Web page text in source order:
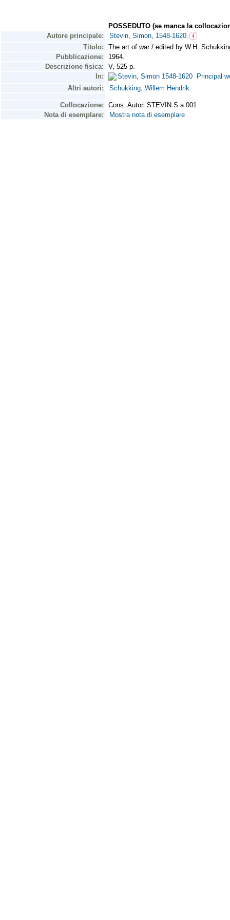
POSSEDUTO (se manca la
Autore principale:
Stevin, Simon, 1548-1620.
Titolo:
The art of war / edited by W.H.
Pubblicazione:
1964.
Descrizione fisica:
V, 525 p.
In:
Stevin, Simon 1548-1620 Principal
Altri autori:
Schukking, Willem Hendrik.
Collocazione:
Cons. Autori STEVIN.S a 001
Nota di esemplare:
Mostra nota di esemplare